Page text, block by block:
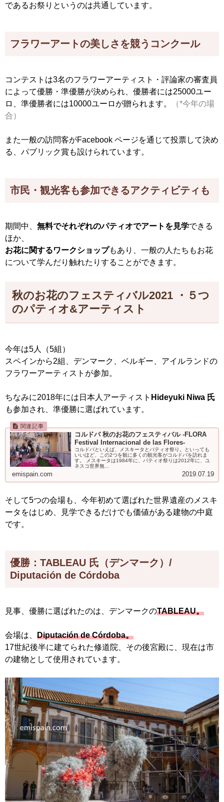
であるお祭りというのは共通しています。
フラワーアートの美しさを競うコンクール
コンテストは3名のフラワーアーティスト・評論家の審査員
によって優勝・準優勝が決められ、優勝者には25000ユー
ロ、準優勝者には10000ユーロが贈られます。
（*今年の場
合）
また一般の訪問客がFacebook ページを通じて投票して決め
る、パブリック賞も設けられています。
市民・観光客も参加できるアクティビティも
期間中、 無料でそれぞれのパティオでアートを見学できる
ほか、
お花に関するワークショップもあり、一般の人たちもお花
について学んだり触れたりすることができます。
秋のお花のフェスティバル2021 ・５つ
のパティオ&アーティスト
今年は5人（5組）
スペインから2組、デンマーク、ベルギー、アイルランドの
フラワーアーティストが参加。
ちなみに2018年には日本人アーティスト Hideyuki Niwa 氏
も参加され、準優勝に選ばれています。
コルドバ 秋のお花のフェスティバル -FLORA
Festival Internacional de las Flores-
コルドバといえば、メスキータとパティオ祭り。といっても
いいほど、この2つを観に多くの観光客がコルドバを訪れま
す。 メスキータは1984年に、パティオ祭りは2012年に、ユ
ネスコ世界無...
emispain.com 2019.07.19
そして5つの会場も、今年初めて選ばれた世界遺産のメスキ
ータをはじめ、見学できるだけでも価値がある建物の中庭
です。
優勝：TABLEAU 氏（デンマーク）/
Diputación de Córdoba
見事、優勝に選ばれたのは、デンマークのTABLEAU。
会場は、 Diputación de Córdoba。
17世紀後半に建てられた修道院、その後宮殿に、現在は市
の建物として使用されています。